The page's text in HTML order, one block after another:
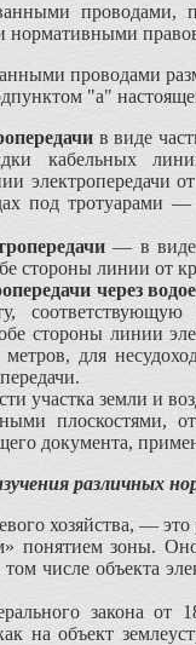
проводами,
нормативными
проводами
"а"
в виде
кабельных
электропередачи
под тротуарами
— в виде
стороны линии от
через
стороны линии
для
участка земли и
плоскостями,
документа,
различных
хозяйства, —
зоны.
числе объекта
закона
на объект